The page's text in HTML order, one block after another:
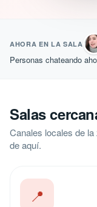
AHORA EN LA SALA
Personas chateando
Salas
Canales locales de
de aquí.
📍